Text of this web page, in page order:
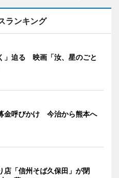
ランキング
」迫る 映画「汝、星のごと
金呼びかけ 今治から熊本へ
店「信州そば久保田」が閉